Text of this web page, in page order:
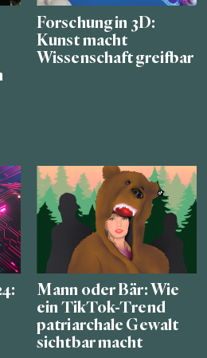
Forschung in 3D:
Kunst macht
Wissenschaft greifbar
Mann oder Bär: Wie
ein TikTok-Trend
patriarchale Gewalt
sichtbar macht